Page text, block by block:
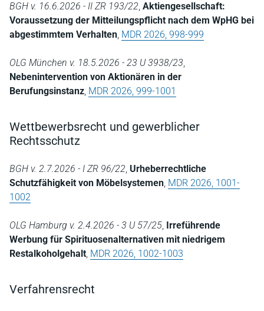
BGH v. 16.6.2026 - II ZR 193/22, Aktiengesellschaft:
Voraussetzung der Mitteilungspflicht nach dem WpHG bei
abgestimmtem Verhalten, MDR 2026, 998-999
OLG München v. 18.5.2026 - 23 U 3938/23,
Nebenintervention von Aktionären in der
Berufungsinstanz, MDR 2026, 999-1001
Wettbewerbsrecht und gewerblicher
Rechtsschutz
BGH v. 2.7.2026 - I ZR 96/22, Urheberrechtliche
Schutzfähigkeit von Möbelsystemen, MDR 2026, 1001-
1002
OLG Hamburg v. 2.4.2026 - 3 U 57/25, Irreführende
Werbung für Spirituosenalternativen mit niedrigem
Restalkoholgehalt, MDR 2026, 1002-1003
Verfahrensrecht